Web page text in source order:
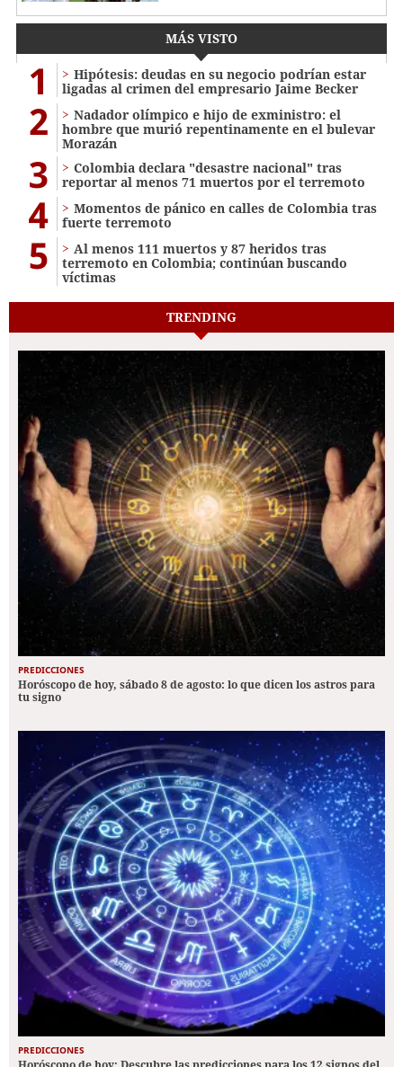
MÁS VISTO
1
Hipótesis: deudas en su negocio podrían estar
ligadas al crimen del empresario Jaime Becker
2
Nadador olímpico e hijo de exministro: el
hombre que murió repentinamente en el bulevar
Morazán
3
Colombia declara "desastre nacional" tras
reportar al menos 71 muertos por el terremoto
4
Momentos de pánico en calles de Colombia tras
fuerte terremoto
5
Al menos 111 muertos y 87 heridos tras
terremoto en Colombia; continúan buscando
víctimas
TRENDING
PREDICCIONES
Horóscopo de hoy, sábado 8 de agosto: lo que dicen los astros para
tu signo
PREDICCIONES